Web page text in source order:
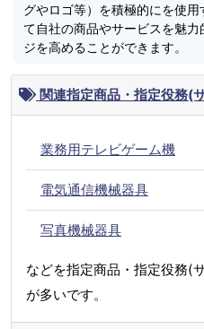
グやロゴ等）を積極的にを使
て自社の商品やサービスを魅
ジを高めることができます。
関連指定商品・指定役務(
業務用テレビゲーム機
電気通信機械器具
写真機械器具
などを指定商品・指定役務(
が多いです。